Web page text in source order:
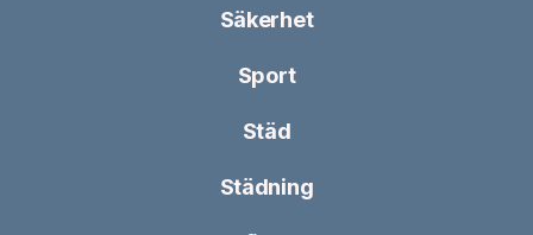
Säkerhet
Sport
Städ
Städning